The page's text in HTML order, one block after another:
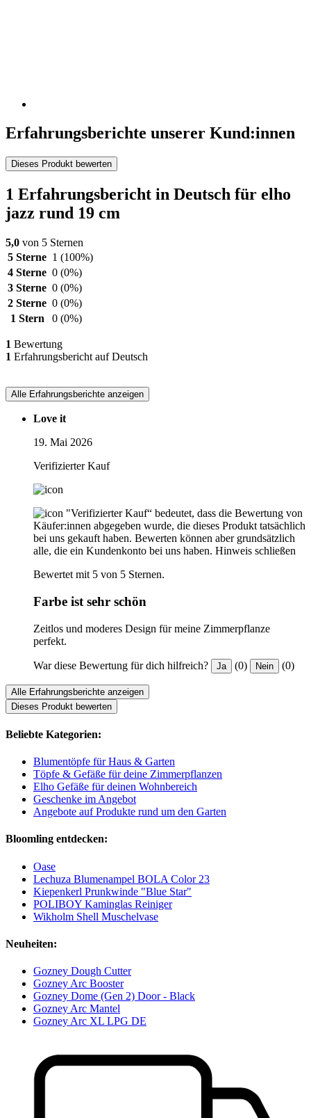
Erfahrungsberichte unserer Kund:innen
Dieses Produkt bewerten
1 Erfahrungsbericht in Deutsch für elho
jazz rund 19 cm
5,0 von 5 Sternen
5 Sterne 1 (100%)
4 Sterne 0 (0%)
3 Sterne 0 (0%)
2 Sterne 0 (0%)
1 Stern
0 (0%)
1 Bewertung
1 Erfahrungsbericht auf Deutsch
Alle Erfahrungsberichte anzeigen
Love it
19. Mai 2026
Verifizierter Kauf
"Verifizierter Kauf“ bedeutet, dass die Bewertung von
Käufer:innen abgegeben wurde, die dieses Produkt tatsächlich
bei uns gekauft haben. Bewerten können aber grundsätzlich
alle, die ein Kundenkonto bei uns haben. Hinweis schließen
Bewertet mit 5 von 5 Sternen.
Farbe ist sehr schön
Zeitlos und moderes Design für meine Zimmerpflanze
perfekt.
War diese Bewertung für dich hilfreich? Ja (0) Nein (0)
Alle Erfahrungsberichte anzeigen
Dieses Produkt bewerten
Beliebte Kategorien:
Blumentöpfe für Haus & Garten
Töpfe & Gefäße für deine Zimmerpflanzen
Elho Gefäße für deinen Wohnbereich
Geschenke im Angebot
Angebote auf Produkte rund um den Garten
Bloomling entdecken:
Oase
Lechuza Blumenampel BOLA Color 23
Kiepenkerl Prunkwinde "Blue Star"
POLIBOY Kaminglas Reiniger
Wikholm Shell Muschelvase
Neuheiten:
Gozney Dough Cutter
Gozney Arc Booster
Gozney Dome (Gen 2) Door - Black
Gozney Arc Mantel
Gozney Arc XL LPG DE